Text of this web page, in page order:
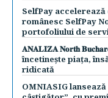
SelfPay
românesc SelfPay
portofoliului de
𝐀𝐍𝐀𝐋𝐈𝐙𝐀 𝐍𝐨𝐫𝐭𝐡
încetinește piața,
ridicată
OMNIASIG